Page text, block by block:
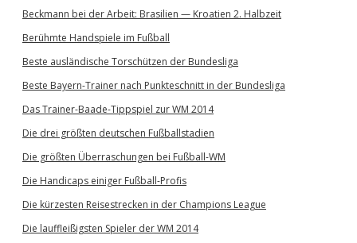
Beckmann bei der Arbeit: Brasilien — Kroatien 2. Halbzeit
Berühmte Handspiele im Fußball
Beste ausländische Torschützen der Bundesliga
Beste Bayern-Trainer nach Punkteschnitt in der Bundesliga
Das Trainer-Baade-Tippspiel zur WM 2014
Die drei größten deutschen Fußballstadien
Die größten Überraschungen bei Fußball-WM
Die Handicaps einiger Fußball-Profis
Die kürzesten Reisestrecken in der Champions League
Die lauffleißigsten Spieler der WM 2014